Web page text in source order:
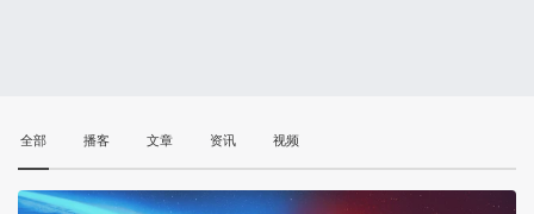
全部 播客 文章 资讯 视频